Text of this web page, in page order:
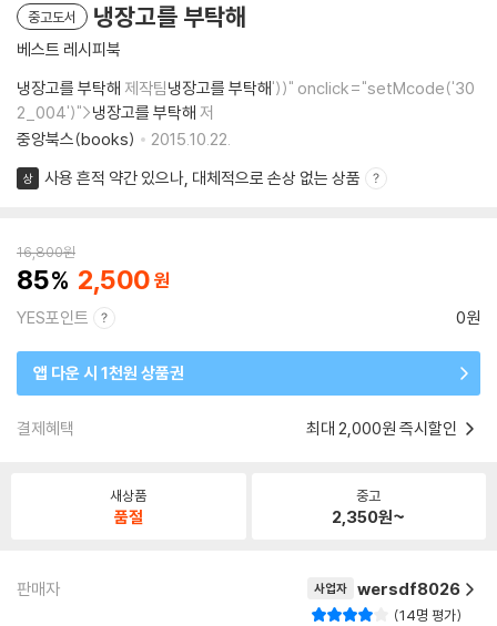
중고도서 냉장고를 부탁해
베스트 레시피북
냉장고를 부탁해 제작팀냉장고를 부탁해'))" onclick="setMcode('30
2_004')">냉장고를 부탁해 저
중앙북스(books)
2015.10.22.
상 사용 흔적 약간 있으나, 대체적으로 손상 없는 상품
16,800원
85 2,500
YES포인트 0원
앱 다운 시 1천원 상품권
결제혜택 최대 2,000원 즉시할인
새상품
품절
중고
2,350원~
판매자 사업자 wersdf8026
14명 평가